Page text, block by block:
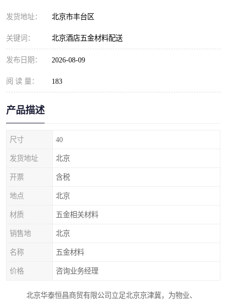
发货地址： 北京市丰台区
关键词： 北京酒店五金材料配送
发布日期： 2026-08-09
阅 读 量： 183
产品描述
尺寸 40
发货地址 北京
开票 含税
地点 北京
材质 五金相关材料
销售地 北京
名称 五金材料
价格 咨询业务经理
北京华泰恒昌商贸有限公司立足北京京津冀，为物业、